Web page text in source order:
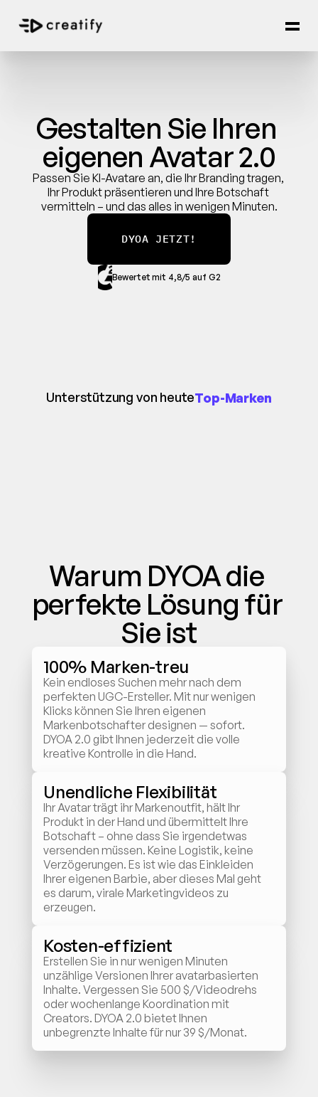
Gestalten Sie Ihren
eigenen Avatar 2.0
Passen Sie KI-Avatare an, die Ihr Branding tragen,
Ihr Produkt präsentieren und Ihre Botschaft
vermitteln – und das alles in wenigen Minuten.
DYOA JETZT!
Bewertet mit 4,8/5 auf G2
Unterstützung von heuteTop-Marken
Warum DYOA die
perfekte Lösung für
Sie ist
100% Marken-treu
Kein endloses Suchen mehr nach dem
perfekten UGC-Ersteller. Mit nur wenigen
Klicks können Sie Ihren eigenen
Markenbotschafter designen — sofort.
DYOA 2.0 gibt Ihnen jederzeit die volle
kreative Kontrolle in die Hand.
Unendliche Flexibilität
Ihr Avatar trägt ihr Markenoutfit, hält Ihr
Produkt in der Hand und übermittelt Ihre
Botschaft – ohne dass Sie irgendetwas
versenden müssen. Keine Logistik, keine
Verzögerungen. Es ist wie das Einkleiden
Ihrer eigenen Barbie, aber dieses Mal geht
es darum, virale Marketingvideos zu
erzeugen.
Kosten-effizient
Erstellen Sie in nur wenigen Minuten
unzählige Versionen Ihrer avatarbasierten
Inhalte. Vergessen Sie 500 $/Videodrehs
oder wochenlange Koordination mit
Creators. DYOA 2.0 bietet Ihnen
unbegrenzte Inhalte für nur 39 $/Monat.